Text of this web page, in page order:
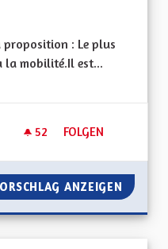
proposition : Le plus
la mobilité.Il est...
52 52 FOLLOWER
FOLGEN
CRÉER DES
ANZEIGEN